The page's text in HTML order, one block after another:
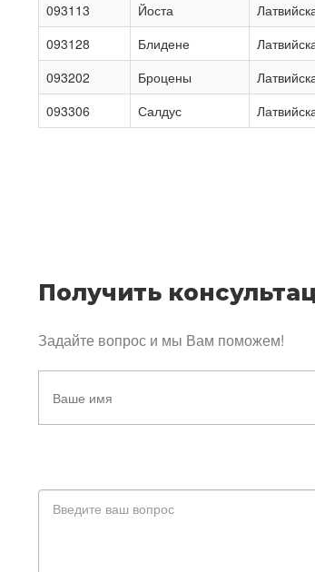
093113
Йоста
093128
Блидене
093202
Броцены
093306
Салдус
Получить
Задайте вопрос и мы Вам поможем!